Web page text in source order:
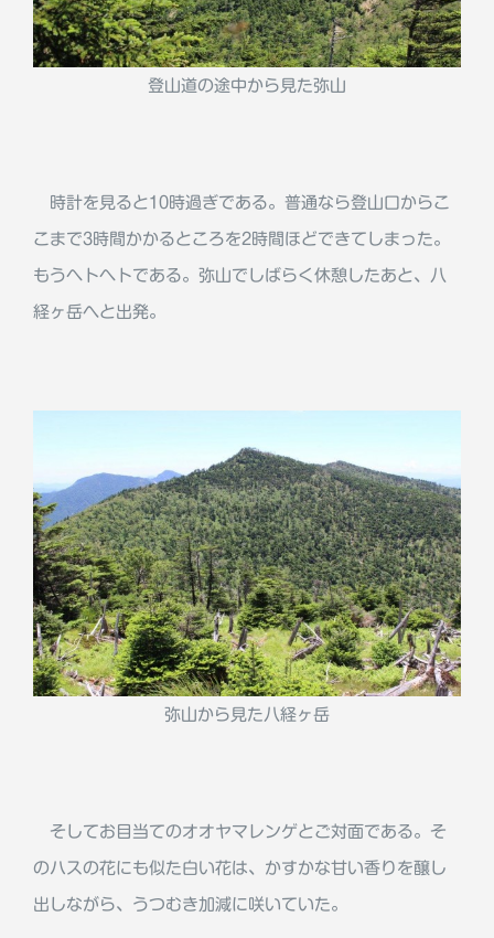
登山道の途中から見た弥山
時計を見ると10時過ぎである。普通なら登山口からこ
こまで3時間かかるところを2時間ほどできてしまった。
もうヘトヘトである。弥山でしばらく休憩したあと、八
経ヶ岳へと出発。
弥山から見た八経ヶ岳
そしてお目当てのオオヤマレンゲとご対面である。そ
のハスの花にも似た白い花は、かすかな甘い香りを醸し
出しながら、うつむき加減に咲いていた。